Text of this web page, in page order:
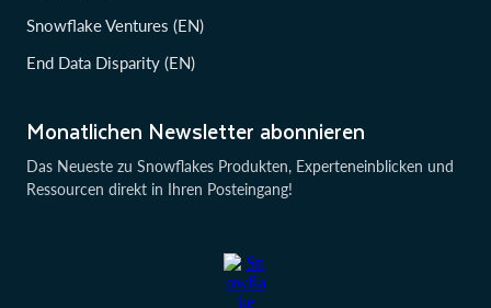
Monatlichen Newsletter abonnieren
Das Neueste zu Snowflakes Produkten, Experteneinblicken und
Ressourcen direkt in Ihren Posteingang!
Snowflake Ventures (EN)
End Data Disparity (EN)